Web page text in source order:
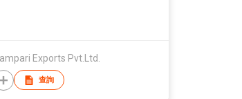
Exports Pvt.Ltd.
查詢